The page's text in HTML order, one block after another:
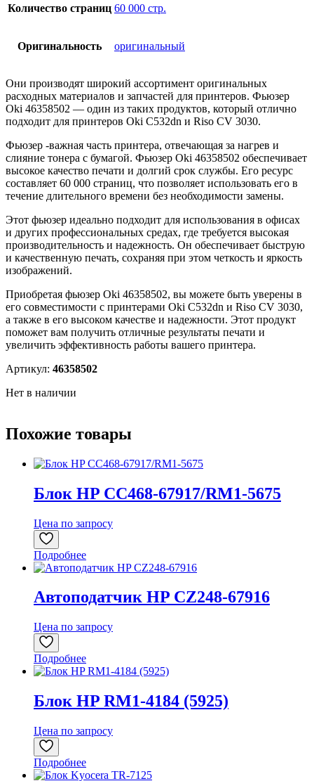
Количество страниц 60 000 стр.
Оригинальность оригинальный
Они производят широкий ассортимент оригинальных
расходных материалов и запчастей для принтеров. Фьюзер
Oki 46358502 — один из таких продуктов, который отлично
подходит для принтеров Oki C532dn и Riso CV 3030.
Фьюзер -важная часть принтера, отвечающая за нагрев и
слияние тонера с бумагой. Фьюзер Oki 46358502 обеспечивает
высокое качество печати и долгий срок службы. Его ресурс
составляет 60 000 страниц, что позволяет использовать его в
течение длительного времени без необходимости замены.
Этот фьюзер идеально подходит для использования в офисах
и других профессиональных средах, где требуется высокая
производительность и надежность. Он обеспечивает быструю
и качественную печать, сохраняя при этом четкость и яркость
изображений.
Приобретая фьюзер Oki 46358502, вы можете быть уверены в
его совместимости с принтерами Oki C532dn и Riso CV 3030,
а также в его высоком качестве и надежности. Этот продукт
поможет вам получить отличные результаты печати и
увеличить эффективность работы вашего принтера.
Артикул: 46358502
Нет в наличии
Похожие товары
Блок HP CC468-67917/RM1-5675
Цена по запросу
Подробнее
Автоподатчик HP CZ248-67916
Цена по запросу
Подробнее
Блок HP RM1-4184 (5925)
Цена по запросу
Подробнее